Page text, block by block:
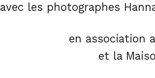
avec les photographes
en association
et la